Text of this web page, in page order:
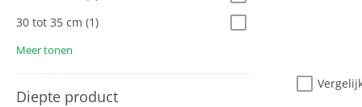
30 tot 35 cm (1)
Meer tonen
Diepte product